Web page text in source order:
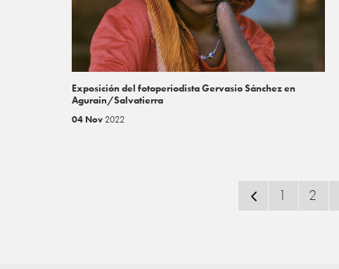
Exposición del fotoperiodista Gervasio Sánchez en
Agurain/Salvatierra
04 Nov 2022
1 2